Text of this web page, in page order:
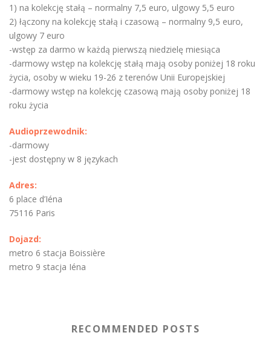
1) na kolekcję stałą – normalny 7,5 euro, ulgowy 5,5 euro
2) łączony na kolekcję stałą i czasową – normalny 9,5 euro,
ulgowy 7 euro
-wstęp za darmo w każdą pierwszą niedzielę miesiąca
-darmowy wstęp na kolekcję stałą mają osoby poniżej 18 roku
życia, osoby w wieku 19-26 z terenów Unii Europejskiej
-darmowy wstęp na kolekcję czasową mają osoby poniżej 18
roku życia
Audioprzewodnik:
-darmowy
-jest dostępny w 8 językach
Adres:
6 place d’Iéna
75116 Paris
Dojazd:
metro 6 stacja Boissière
metro 9 stacja Iéna
RECOMMENDED POSTS